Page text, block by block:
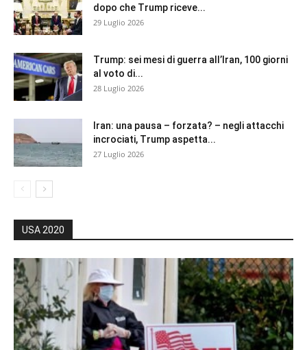
dopo che Trump riceve...
29 Luglio 2026
Trump: sei mesi di guerra all’Iran, 100 giorni
al voto di...
28 Luglio 2026
Iran: una pausa – forzata? – negli attacchi
incrociati, Trump aspetta...
27 Luglio 2026
USA 2020